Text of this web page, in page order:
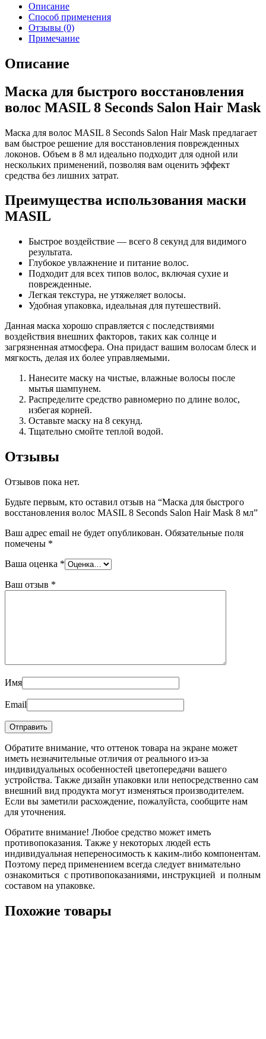
Описание
Способ применения
Отзывы (0)
Примечание
Описание
Маска для быстрого восстановления
волос MASIL 8 Seconds Salon Hair Mask
Маска для волос MASIL 8 Seconds Salon Hair Mask предлагает
вам быстрое решение для восстановления поврежденных
локонов. Объем в 8 мл идеально подходит для одной или
нескольких применений, позволяя вам оценить эффект
средства без лишних затрат.
Преимущества использования маски
MASIL
Быстрое воздействие — всего 8 секунд для видимого
результата.
Глубокое увлажнение и питание волос.
Подходит для всех типов волос, включая сухие и
поврежденные.
Легкая текстура, не утяжеляет волосы.
Удобная упаковка, идеальная для путешествий.
Данная маска хорошо справляется с последствиями
воздействия внешних факторов, таких как солнце и
загрязненная атмосфера. Она придаст вашим волосам блеск и
мягкость, делая их более управляемыми.
Нанесите маску на чистые, влажные волосы после
мытья шампунем.
Распределите средство равномерно по длине волос,
избегая корней.
Оставьте маску на 8 секунд.
Тщательно смойте теплой водой.
Отзывы
Отзывов пока нет.
Будьте первым, кто оставил отзыв на “Маска для быстрого
восстановления волос MASIL 8 Seconds Salon Hair Mask 8 мл”
Ваш адрес email не будет опубликован. Обязательные поля
помечены *
Ваша оценка *
Ваш отзыв *
Имя
Email
Обратите внимание, что оттенок товара на экране может
иметь незначительные отличия от реального из-за
индивидуальных особенностей цветопередачи вашего
устройства. Также дизайн упаковки или непосредственно сам
внешний вид продукта могут изменяться производителем.
Если вы заметили расхождение, пожалуйста, сообщите нам
для уточнения.
Обратите внимание! Любое средство может иметь
противопоказания. Также у некоторых людей есть
индивидуальная непереносимость к каким-либо компонентам.
Поэтому перед применением всегда следует внимательно
ознакомиться с противопоказаниями, инструкцией и полным
составом на упаковке.
Похожие товары